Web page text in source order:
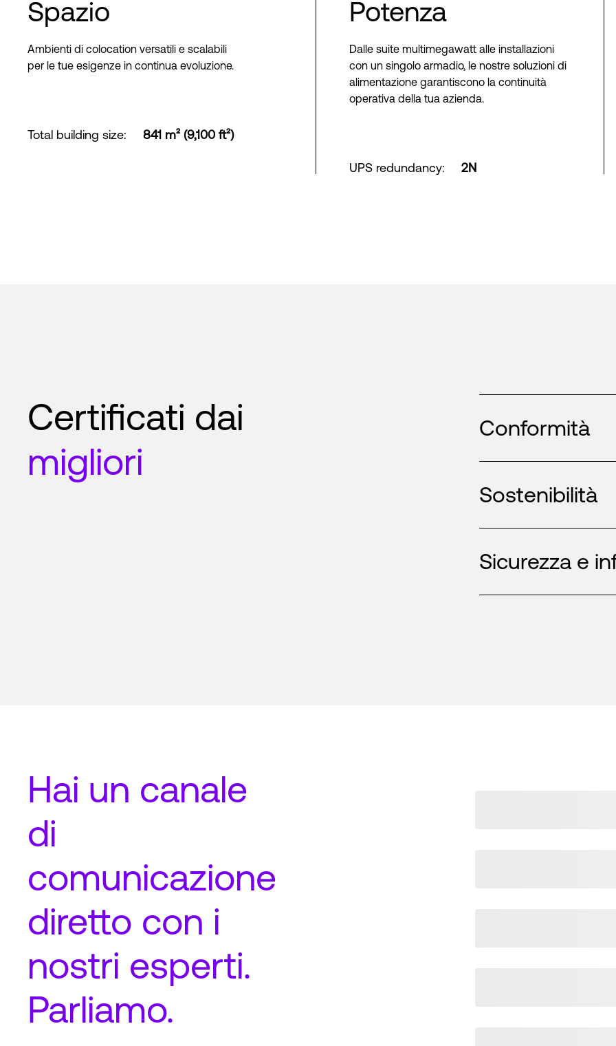
Spazio
Ambienti di colocation versatili e scalabili
per le tue esigenze in continua evoluzione.
Total building size: 841 m² (9,100 ft²)
Potenza
Dalle suite multimegawatt alle installazioni
con un singolo armadio, le nostre soluzioni di
alimentazione garantiscono la continuità
operativa della tua azienda.
UPS redundancy: 2N
Certificati dai
migliori
Conformità
Sostenibilità
Sicurezza e
Hai un canale
di
comunicazione
diretto con i
nostri esperti.
Parliamo.